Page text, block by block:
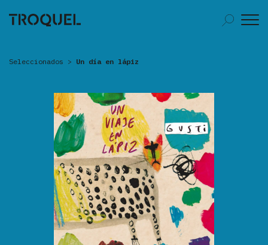
Seleccionados > Un día en lápiz